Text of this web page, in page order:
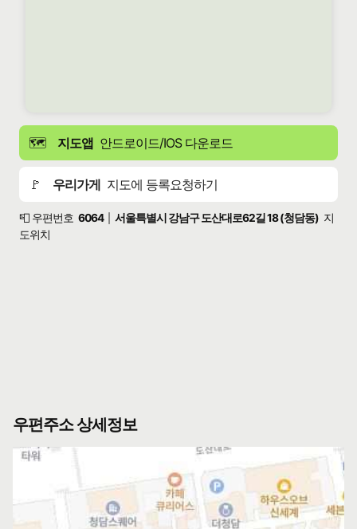
🗺️ 지도앱 안드로이드/IOS 다운로드
🚩 우리가게 지도에 등록요청하기
📮 우편번호 6064 서울특별시 강남구 도산대로62길 18 (청담동) 지
도위치
우편주소 상세정보